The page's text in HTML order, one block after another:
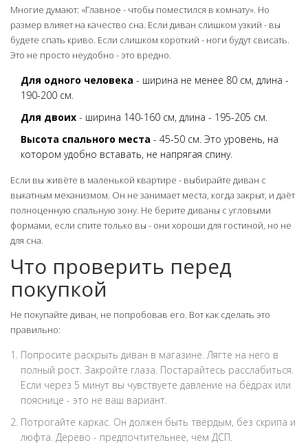
Многие думают: «Главное - чтобы поместился в комнату». Но
размер влияет на качество сна. Если диван слишком узкий - вы
будете спать криво. Если слишком короткий - ноги будут свисать.
Это не просто неудобно - это вредно.
Для одного человека - ширина не менее 80 см, длина -
190-200 см.
Для двоих - ширина 140-160 см, длина - 195-205 см.
Высота спального места - 45-50 см. Это уровень, на
котором удобно вставать, не напрягая спину.
Если вы живёте в маленькой квартире - выбирайте диван с
выкатным механизмом. Он не занимает места, когда закрыт, и даёт
полноценную спальную зону. Не берите диваны с угловыми
формами, если спите только вы - они хороши для гостиной, но не
для сна.
Что проверить перед
покупкой
Не покупайте диван, не попробовав его. Вот как сделать это
правильно:
Попросите раскрыть диван в магазине. Лягте на него в
полный рост. Закройте глаза. Постарайтесь расслабиться.
Если через 5 минут вы чувствуете давление на бёдрах или
пояснице - это не ваш вариант.
Потрогайте каркас. Он должен быть твёрдым, без скрипа и
люфта. Дерево - предпочтительнее, чем ДСП.